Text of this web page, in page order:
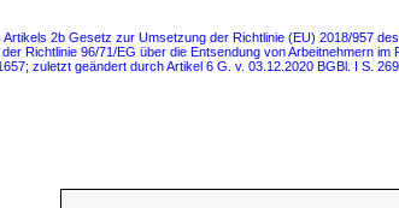
Artikels 2b Gesetz zur Umsetzung der Richtlinie (EU) 2018/957
Richtlinie 96/71/EG über die Entsendung von Arbeitnehmern
zuletzt geändert durch Artikel 6 G. v. 03.12.2020 BGBl. I S.